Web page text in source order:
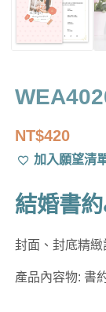
NT$420
加入願望清
結婚書
封面、封底精緻
產品內容物: 書